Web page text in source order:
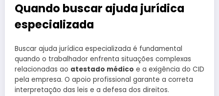
Quando buscar ajuda jurídica
especializada
Buscar ajuda jurídica especializada é fundamental
quando o trabalhador enfrenta situações complexas
relacionadas ao atestado médico e a exigência do CID
pela empresa. O apoio profissional garante a correta
interpretação das leis e a defesa dos direitos.